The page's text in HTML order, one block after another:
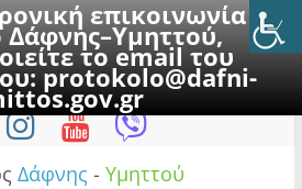
επικοινωνία με
το email του
protokolo@dafni-
8 Αυγούστου 2026
Δάφνης - Υμηττού